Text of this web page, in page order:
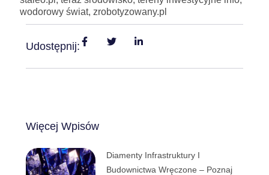
wodorowy świat, zrobotyzowany.pl
Udostępnij:
Więcej Wpisów
Diamenty Infrastruktury I
Budownictwa Wręczone – Poznaj